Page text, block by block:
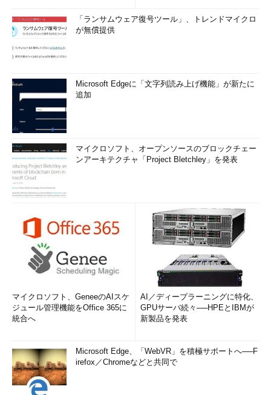
「ランサムウェア復号ツール」、トレンドマイクロ
が無償提供
Microsoft Edgeに「文字列読み上げ機能」が新たに
追加
マイクロソフト、オープンソースのブロックチェー
ンアーキテクチャ「Project Bletchley」を発表
マイクロソフト、GeneeのAIスケ
ジュール管理機能をOffice 365に
統合へ
AI／ディープラーニングに特化、
GPUサーバ続々──HPEとIBMが
新製品を発表
Microsoft Edge、「WebVR」を積極サポートへ──F
irefox／Chromeなどと共同で